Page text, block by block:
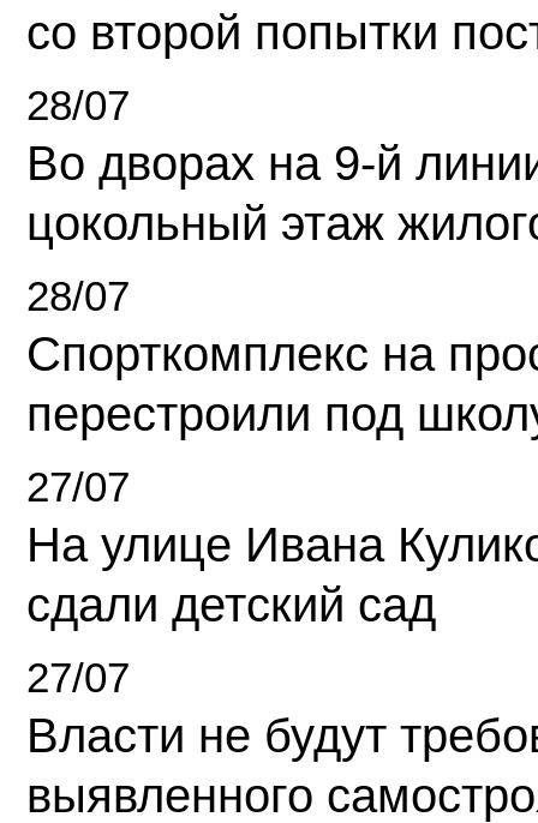
со второй попытки
28/07
Во дворах на 9-й
цокольный этаж
28/07
Спорткомплекс на
перестроили под
27/07
На улице Ивана
сдали детский сад
27/07
Власти не будут
выявленного